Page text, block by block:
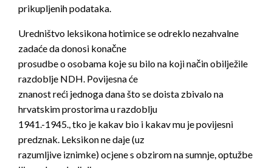
prikupljenih podataka.
Uredništvo leksikona hotimice se odreklo nezahvalne
zadaće da donosi konačne
prosudbe o osobama koje su bilo na koji način obilježile
razdoblje NDH. Povijesna će
znanost reći jednoga dana što se doista zbivalo na
hrvatskim prostorima u razdoblju
1941.-1945., tko je kakav bio i kakav mu je povijesni
predznak. Leksikon ne daje (uz
razumljive iznimke) ocjene s obzirom na sumnje, optužbe